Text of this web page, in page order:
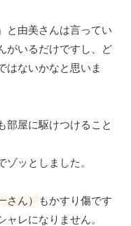
と由美さんは言ってい
がいるだけですし、ど
はないかなと思いま
部屋に駆けつけること
ッとしました。
さん）もかすり傷です
レになりません。